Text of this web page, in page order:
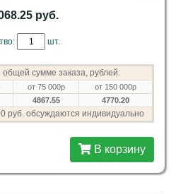
руб.
шт.
сумме заказа, рублей:
от 75 000р
от 150 000р
4867.55 4770.20
руб. обсуждаются индивидуально
В корзину